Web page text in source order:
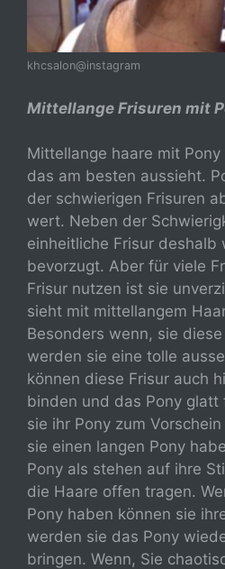
khcsalon@instagram
Mittellange Frisuren mit
Mittellange haare mit
das am besten aussieht.
der schwierigen Frisuren
wert. Neben der
einheitliche Frisur
bevorzugt. Aber für viele
Frisur nutzen ist sie
sieht mit mittellangem
Besonders wenn, sie
werden sie eine tolle
können diese Frisur auch
binden und das Pony glatt
sie ihr Pony zum
sie einen langen Pony
Pony als stehen auf ihre
die Haare offen tragen.
Pony haben können sie
werden sie das Pony
bringen. Wenn, Sie